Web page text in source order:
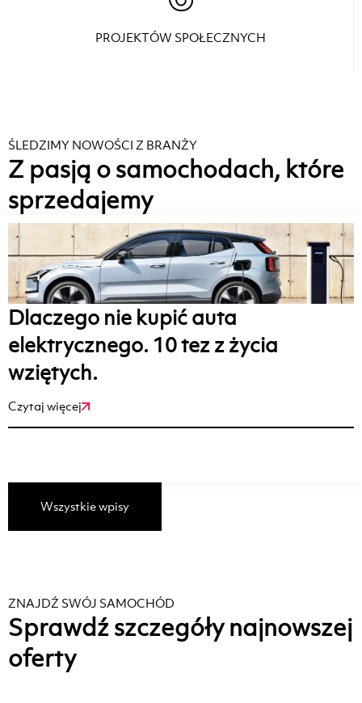
PROJEKTÓW SPOŁECZNYCH
ŚLEDZIMY NOWOŚCI Z BRANŻY
Z pasją o samochodach, które
sprzedajemy
Dlaczego nie kupić auta
elektrycznego. 10 tez z życia
wziętych.
Czytaj więcej
Wszystkie wpisy
ZNAJDŹ SWÓJ SAMOCHÓD
Sprawdź szczegóły najnowszej
oferty